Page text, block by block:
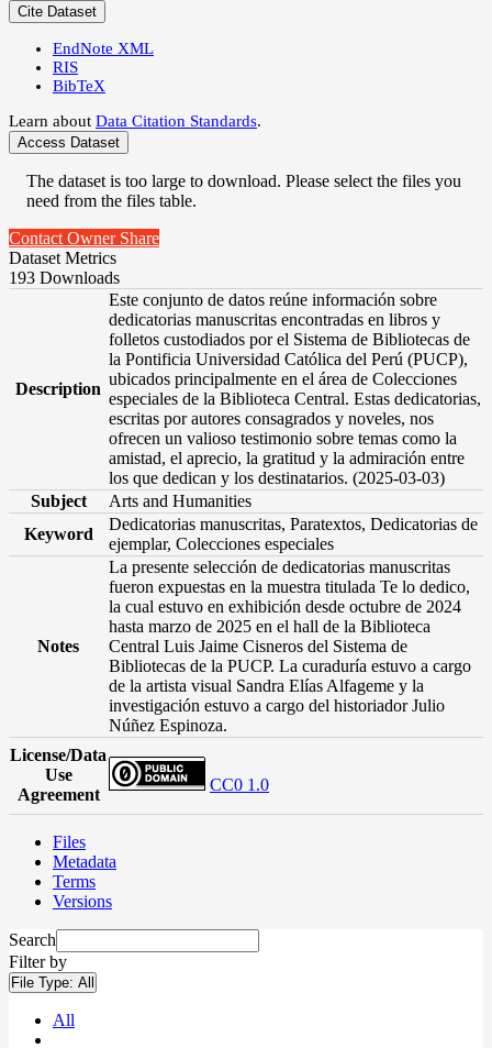
Cite Dataset
EndNote XML
RIS
BibTeX
Learn about Data Citation Standards.
Access Dataset
The dataset is too large to download. Please select the files you
need from the files table.
Contact Owner Share
Dataset Metrics
193 Downloads
Description
Este conjunto de datos reúne información sobre
dedicatorias manuscritas encontradas en libros y
folletos custodiados por el Sistema de Bibliotecas de
la Pontificia Universidad Católica del Perú (PUCP),
ubicados principalmente en el área de Colecciones
especiales de la Biblioteca Central. Estas dedicatorias,
escritas por autores consagrados y noveles, nos
ofrecen un valioso testimonio sobre temas como la
amistad, el aprecio, la gratitud y la admiración entre
los que dedican y los destinatarios. (2025-03-03)
Subject
Arts and Humanities
Keyword
Dedicatorias manuscritas, Paratextos, Dedicatorias de
ejemplar, Colecciones especiales
Notes
La presente selección de dedicatorias manuscritas
fueron expuestas en la muestra titulada Te lo dedico,
la cual estuvo en exhibición desde octubre de 2024
hasta marzo de 2025 en el hall de la Biblioteca
Central Luis Jaime Cisneros del Sistema de
Bibliotecas de la PUCP. La curaduría estuvo a cargo
de la artista visual Sandra Elías Alfageme y la
investigación estuvo a cargo del historiador Julio
Núñez Espinoza.
License/Data
Use
Agreement
CC0 1.0
Files
Metadata
Terms
Versions
Search
Filter by
File Type: All
All